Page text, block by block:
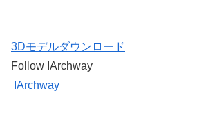
3Dモデルダウンロード
Follow IArchway
IArchway